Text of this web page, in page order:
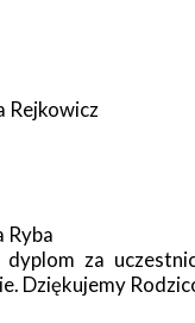
Rejkowicz
Ryba
dyplom za
Dziękujemy